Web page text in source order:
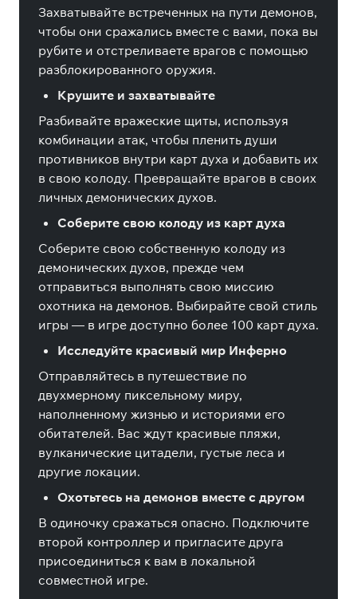
Захватывайте встреченных на пути демонов,
чтобы они сражались вместе с вами, пока вы
рубите и отстреливаете врагов с помощью
разблокированного оружия.
Крушите и захватывайте
Разбивайте вражеские щиты, используя
комбинации атак, чтобы пленить души
противников внутри карт духа и добавить их
в свою колоду. Превращайте врагов в своих
личных демонических духов.
Соберите свою колоду из карт духа
Соберите свою собственную колоду из
демонических духов, прежде чем
отправиться выполнять свою миссию
охотника на демонов. Выбирайте свой стиль
игры — в игре доступно более 100 карт духа.
Исследуйте красивый мир Инферно
Отправляйтесь в путешествие по
двухмерному пиксельному миру,
наполненному жизнью и историями его
обитателей. Вас ждут красивые пляжи,
вулканические цитадели, густые леса и
другие локации.
Охотьтесь на демонов вместе с другом
В одиночку сражаться опасно. Подключите
второй контроллер и пригласите друга
присоединиться к вам в локальной
совместной игре.